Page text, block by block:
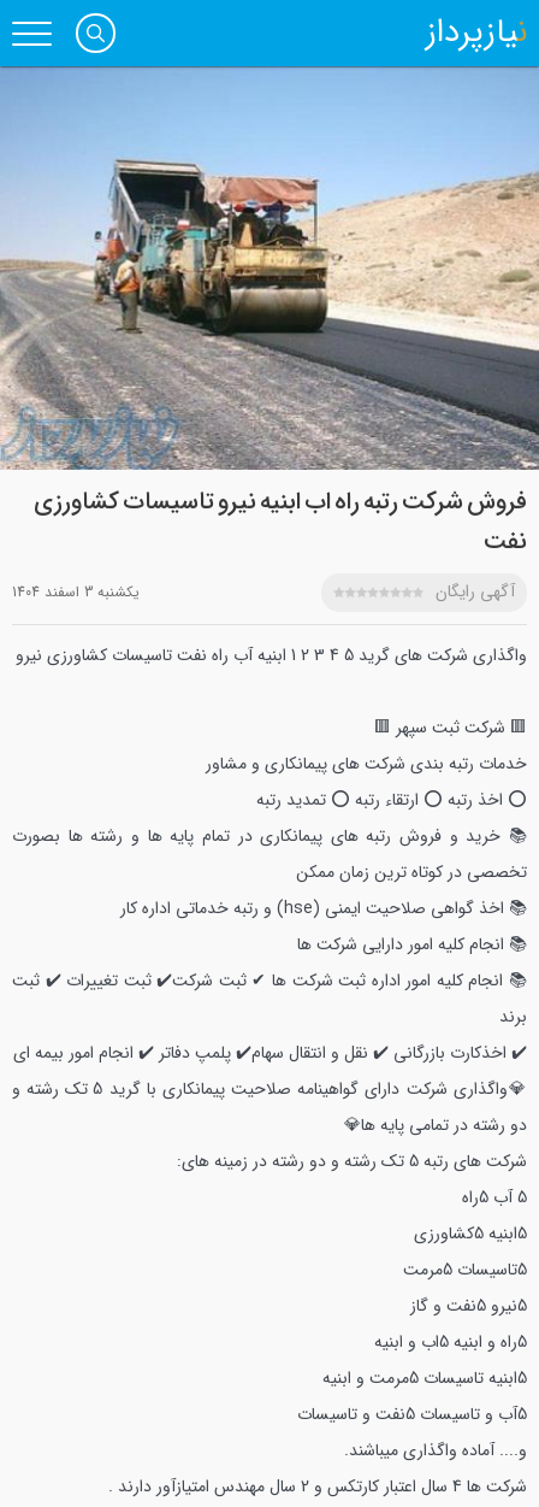
نیازپرداز
فروش شرکت رتبه راه اب ابنیه نیرو تاسیسات کشاورزی
نفت
آگهی رایگان يکشنبه 3 اسفند 1404
واگذاری شرکت های گرید 5 4 3 2 1 ابنیه آب راه نفت تاسیسات کشاورزی نیرو
🟥 شرکت ثبت سپهر 🟥
خدمات رتبه بندی شرکت های پیمانکاری و مشاور
⭕ اخذ رتبه ⭕ ارتقاء رتبه ⭕ تمدید رتبه
📚 خرید و فروش رتبه های پیمانکاری در تمام پایه ها و رشته ها بصورت
تخصصی در کوتاه ترین زمان ممکن
📚 اخذ گواهی صلاحیت ایمنی (hse) و رتبه خدماتی اداره کار
📚 انجام کلیه امور دارایی شرکت ها
📚 انجام کلیه امور اداره ثبت شرکت ها ✔ ثبت شرکت✔️ ثبت تغییرات ✔️ ثبت
برند
✔️ اخذکارت بازرگانی ✔️ نقل و انتقال سهام✔️ پلمپ دفاتر ✔️ انجام امور بیمه ای
💎واگذاری شرکت دارای گواهینامه صلاحیت پیمانکاری با گرید 5 تک رشته و
دو رشته در تمامی پایه ها💎
شرکت های رتبه 5 تک رشته و دو رشته در زمینه های:
5 آب
5ابنیه
5تاسیسات
5نیرو
5راه و ابنیه
5ابنیه تاسیسات
5آب و تاسیسات
و....آماده واگذاری میباشند.
شرکت ها 4 سال اعتبار کارتکس و 2 سال مهندس امتیازآور دارند .